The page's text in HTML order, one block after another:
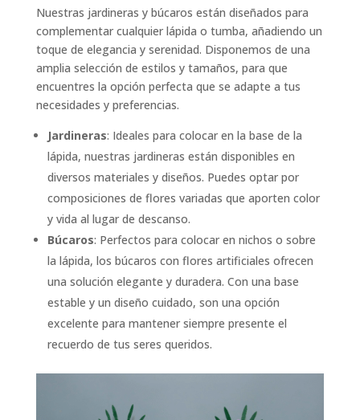
Nuestras jardineras y búcaros están diseñados para
complementar cualquier lápida o tumba, añadiendo un
toque de elegancia y serenidad. Disponemos de una
amplia selección de estilos y tamaños, para que
encuentres la opción perfecta que se adapte a tus
necesidades y preferencias.
Jardineras: Ideales para colocar en la base de la
lápida, nuestras jardineras están disponibles en
diversos materiales y diseños. Puedes optar por
composiciones de flores variadas que aporten color
y vida al lugar de descanso.
Búcaros: Perfectos para colocar en nichos o sobre
la lápida, los búcaros con flores artificiales ofrecen
una solución elegante y duradera. Con una base
estable y un diseño cuidado, son una opción
excelente para mantener siempre presente el
recuerdo de tus seres queridos.